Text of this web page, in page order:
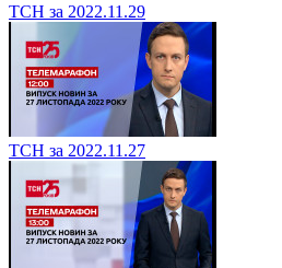
ТСН за 2022.11.29
ТСН за 2022.11.27